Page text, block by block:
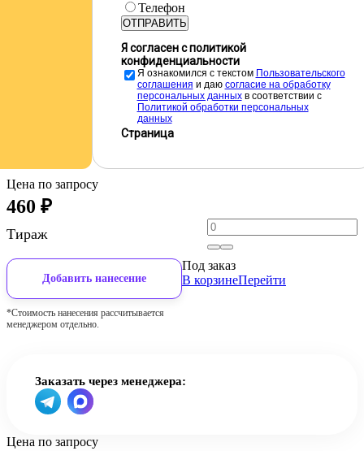
Телефон
ОТПРАВИТЬ
Я согласен с политикой
конфиденциальности
Я ознакомился с текстом Пользовательского
соглашения и даю cогласие на обработку
персональных данныхв соответствии с
Политикой обработки персональных
данных
Страница
Цена по запросу
460 ₽
Тираж
Добавить нанесение
*Стоимость нанесения рассчитывается
менеджером отдельно.
Под заказ
В корзинеПерейти
Заказать через менеджера:
Цена по запросу